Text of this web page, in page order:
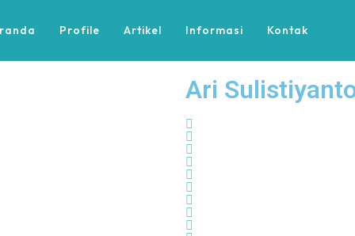
Profile Artikel Informasi Kontak
Ari